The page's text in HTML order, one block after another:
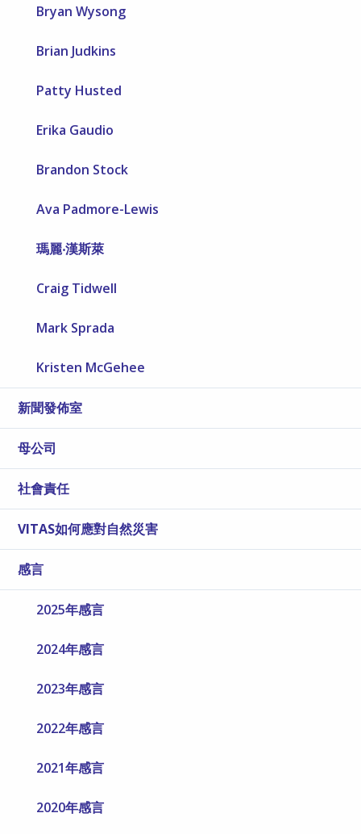
Bryan Wysong
Brian Judkins
Patty Husted
Erika Gaudio
Brandon Stock
Ava Padmore-Lewis
瑪麗‧漢斯萊
Craig Tidwell
Mark Sprada
Kristen McGehee
新聞發佈室
母公司
社會責任
VITAS如何應對自然災害
感言
2025年感言
2024年感言
2023年感言
2022年感言
2021年感言
2020年感言